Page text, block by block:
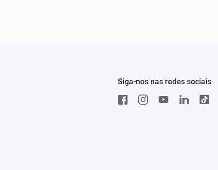
Siga-nos nas redes sociais